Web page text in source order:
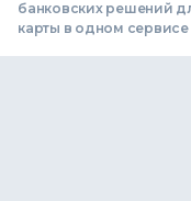
банковских решений
карты в одном сервисе